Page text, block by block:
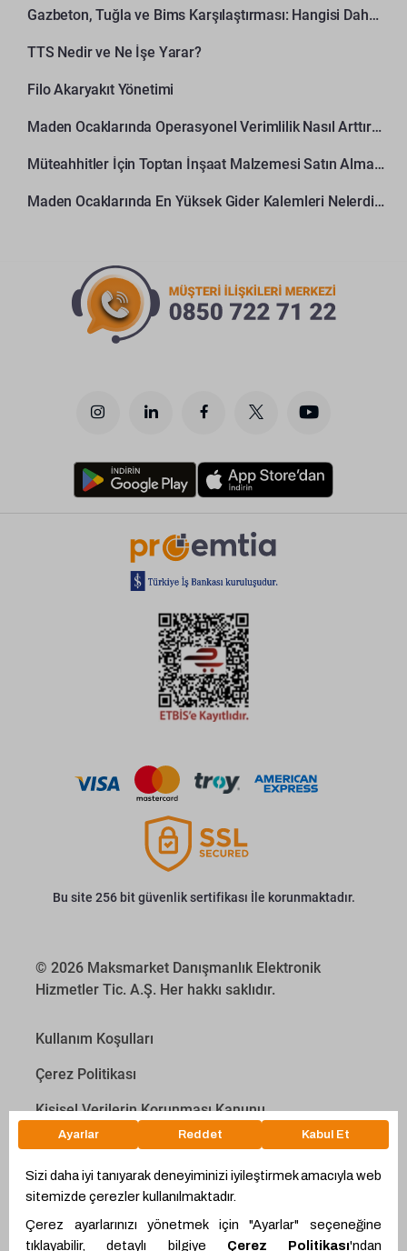
WhatsApp
Teklif Hattı
Gazbeton, Tuğla ve Bims Karşılaştırması: Hangisi Daha Avantajlı?
TTS Nedir ve Ne İşe Yarar?
Filo Akaryakıt Yönetimi
Maden Ocaklarında Operasyonel Verimlilik Nasıl Arttırılır?
Müteahhitler İçin Toptan İnşaat Malzemesi Satın Alma Rehberi
Maden Ocaklarında En Yüksek Gider Kalemleri Nelerdir?
Bu site 256 bit güvenlik sertifikası İle korunmaktadır.
© 2026 Maksmarket Danışmanlık Elektronik
Hizmetler Tic. A.Ş. Her hakkı saklıdır.
Kullanım Koşulları
Çerez Politikası
Kişisel Verilerin Korunması Kanunu
İletişim Aydınlatma Metni
Proyakıt
Ödeme Hesaplama Aracı